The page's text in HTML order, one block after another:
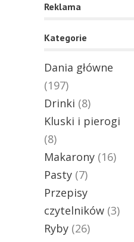
Reklama
Kategorie
Dania główne
(197)
Drinki (8)
Kluski i pierogi
(8)
Makarony (16)
Pasty (7)
Przepisy
czytelników (3)
Ryby (26)